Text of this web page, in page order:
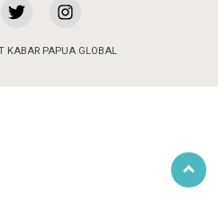
KABAR PAPUA GLOBAL